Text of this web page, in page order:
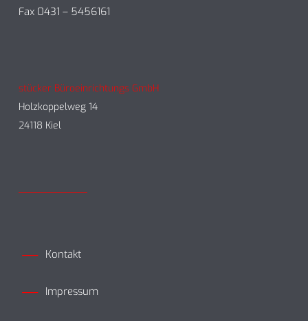
Fax 0431 – 5456161
stücker Büroeinrichtungs GmbH
Holzkoppelweg 14
24118 Kiel
Kontakt
Impressum